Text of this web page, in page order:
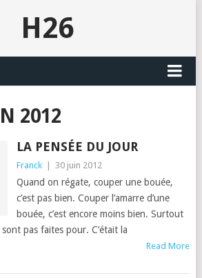
H26
2012
LA PENSÉE DU JOUR
Franck 30 juin 2012
Quand on régate, couper une bouée,
c’est pas bien. Couper l’a­marre d’une
bouée, c’est encore moins bien. Surtout
pas faites pour. C’é­tait la
Read More